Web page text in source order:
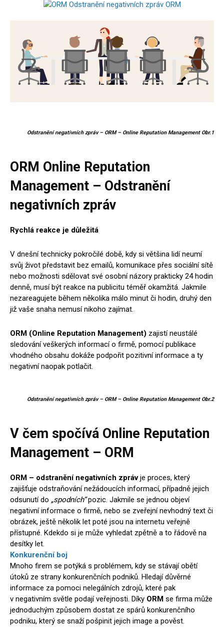
Odstranění negativních zpráv – ORM – Online Reputation Management Obr.1
ORM Online Reputation
Management – Odstranění
negativních zpráv
Rychlá reakce je důležitá
V dnešní technicky pokročilé době, kdy si většina lidí neumí
svůj život představit bez emailů, komunikace přes sociální sítě
nebo možnosti sdělovat své osobní názory prakticky 24 hodin
denně, musí být reakce na publicitu téměř okamžitá. Jakmile
nezareagujete během několika málo minut či hodin, druhý den
již vaše snaha nemusí nikoho zajímat.
ORM (Online Reputation Management) zajistí neustálé
sledování veškerých informací o firmě, pomocí publikace
vhodného obsahu dokáže podpořit pozitivní informace a ty
negativní naopak potlačit.
Odstranění negativních zpráv – ORM – Online Reputation Management Obr.2
V čem spočívá Online Reputation
Management – ORM
ORM – odstranění negativních zprávje proces, který
zajišťuje odstraňování nežádoucích informací, případně jejich
odsunutí do „spodních“pozic. Jakmile se jednou objeví
negativní informace o firmě, nebo se zveřejní nevhodný text či
obrázek, ještě několik let poté jsou na internetu veřejně
přístupné. Kdekdo si je může vyhledat zpětně a to řádově na
desítky let.
Konkurenční boj
Mnoho firem se potýká s problémem, kdy se stávají obětí
útoků ze strany konkurenčních podniků. Hledají důvěrné
informace za pomoci nelegálních zdrojů, které pak
v negativním světle podají veřejnosti. Díky ORM se firma může
jednoduchým způsobem dostat ze spárů konkurenčního
podniku, který se snaží pošpinit jejich image a pověst.